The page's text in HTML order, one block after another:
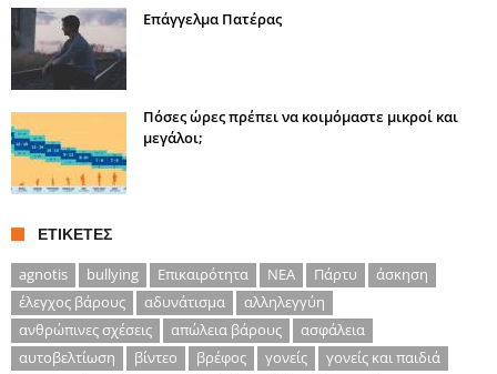
Επάγγελμα Πατέρας
Πόσες ώρες πρέπει να κοιμόμαστε μικροί και
μεγάλοι;
ΕΤΙΚΈΤΕΣ
agnotis
bullying Επικαιρότητα ΝΕΑ Πάρτυ
άσκηση
έλεγχος βάρους
αδυνάτισμα
αλληλεγγύη
ανθρώπινες σχέσεις
απώλεια βάρους
ασφάλεια
αυτοβελτίωση
βίντεο βρέφος γονείς
γονείς και παιδιά